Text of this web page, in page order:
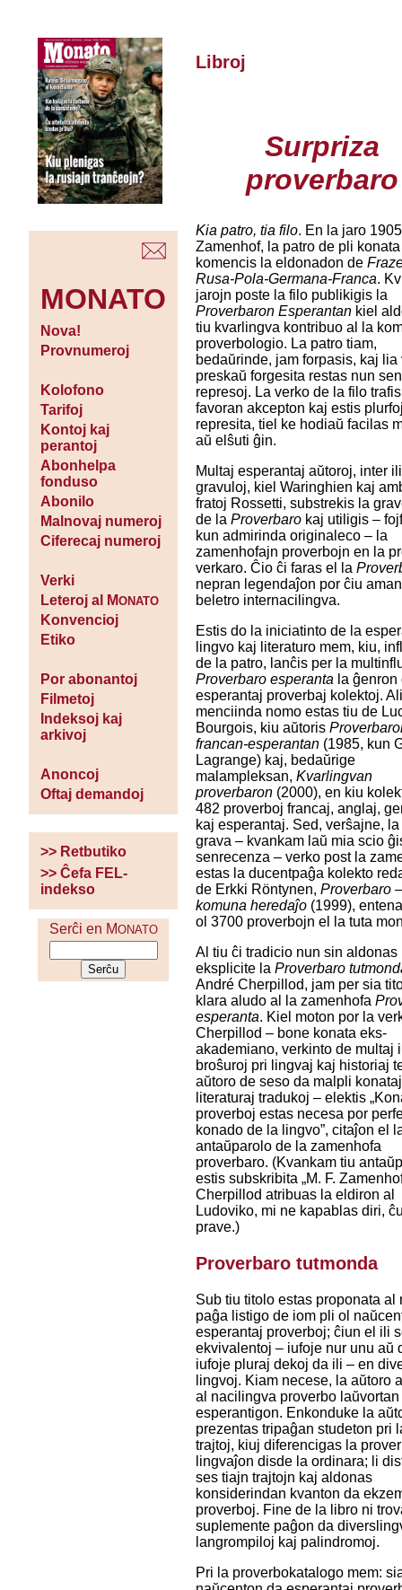
MONATO
Nova!
Provnumeroj
Kolofono
Tarifoj
Kontoj kaj
perantoj
Abonhelpa
fonduso
Abonilo
Malnovaj numeroj
Ciferecaj numeroj
Verki
Leteroj al MONATO
Konvencioj
Etiko
Por abonantoj
Filmetoj
Indeksoj kaj
arkivoj
Anoncoj
Oftaj demandoj
>> Retbutiko
>> Ĉefa FEL-
indekso
Serĉi en MONATO
Libroj
Surpriza
proverbaro
Kia patro, tia filo. En la jaro
Zamenhof, la patro de pli
komencis la eldonadon de
Rusa-Pola-Germana-Franca.
jarojn poste la filo publikigis la
Proverbaron Esperantan kiel
tiu kvarlingva kontribuo al la
proverbologio. La patro tiam,
bedaŭrinde, jam forpasis, kaj lia
preskaŭ forgesita restas nun sen
represoj. La verko de la filo
favoran akcepton kaj estis
represita, tiel ke hodiaŭ facilas
aŭ elŝuti ĝin.
Multaj esperantaj aŭtoroj, inter ili
gravuloj, kiel Waringhien kaj
fratoj Rossetti, substrekis la
de laProverbaro kaj utiligis –
kun admirinda originaleco – la
zamenhofajn proverbojn en la
verkaro. Ĉio ĉi faras el la
nepran legendaĵon por ĉiu
beletro internacilingva.
Estis do la iniciatinto de la
lingvo kaj literaturo mem, kiu,
de la patro, lanĉis per la
Proverbaro esperanta la ĝenron
esperantaj proverbaj kolektoj.
menciinda nomo estas tiu de
Bourgois, kiu aŭtoris
francan-esperantan (1985, kun
Lagrange) kaj, bedaŭrige
malampleksan,Kvarlingvan
proverbaron (2000), en kiu
482 proverboj francaj, anglaj,
kaj esperantaj. Sed, verŝajne,
grava – kvankam laŭ mia scio
senrecenza – verko post la
estas la ducentpaĝa kolekto
de Erkki Röntynen,Proverbaro
komuna heredaĵo (1999),
ol 3700 proverbojn el la tuta
Al tiu ĉi tradicio nun sin aldonas
eksplicite laProverbaro
André Cherpillod, jam per sia
klara aludo al la zamenhofa
esperanta. Kiel moton por la
Cherpillod – bone konata eks-
akademiano, verkinto de multaj
broŝuroj pri lingvaj kaj historiaj
aŭtoro de seso da malpli konataj
literaturaj tradukoj – elektis
proverboj estas necesa por
konado de la lingvo”, citaĵon el
antaŭparolo de la zamenhofa
proverbaro. (Kvankam tiu
estis subskribita „M. F.
Cherpillod atribuas la eldiron al
Ludoviko, mi ne kapablas diri,
prave.)
Proverbaro tutmonda
Sub tiu titolo estas proponata al
paĝa listigo de iom pli ol
esperantaj proverboj; ĉiun el ili
ekvivalentoj – iufoje nur unu aŭ
iufoje pluraj dekoj da ili – en
lingvoj. Kiam necese, la aŭtoro
al nacilingva proverbo laŭvortan
esperantigon. Enkonduke la
prezentas tripaĝan studeton pri
trajtoj, kiuj diferencigas la
lingvaĵon disde la ordinara; li
ses tiajn trajtojn kaj aldonas
konsiderindan kvanton da
proverboj. Fine de la libro ni
suplemente paĝon da
langrompiloj kaj palindromoj.
Pri la proverbokatalogo mem: